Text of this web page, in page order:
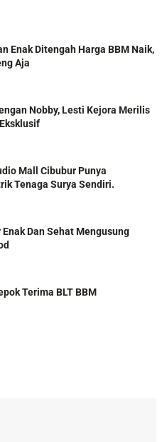
Enak Ditengah Harga BBM Naik,
Aja
Nobby, Lesti Kejora Merilis
Mall Cibubur Punya
Tenaga Surya Sendiri.
Dan Sehat Mengusung
Terima BLT BBM